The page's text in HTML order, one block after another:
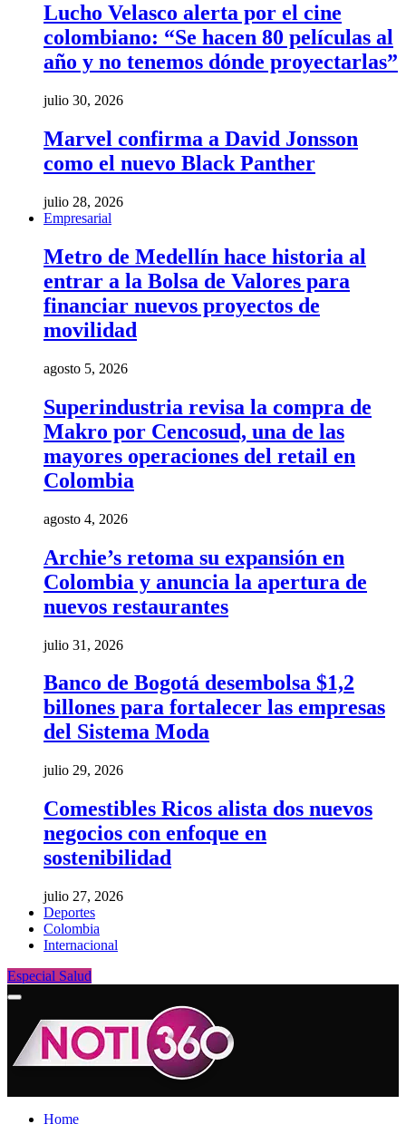
Lucho Velasco alerta por el cine
colombiano: “Se hacen 80 películas al
año y no tenemos dónde proyectarlas”
julio 30, 2026
Marvel confirma a David Jonsson
como el nuevo Black Panther
julio 28, 2026
Empresarial
Metro de Medellín hace historia al
entrar a la Bolsa de Valores para
financiar nuevos proyectos de
movilidad
agosto 5, 2026
Superindustria revisa la compra de
Makro por Cencosud, una de las
mayores operaciones del retail en
Colombia
agosto 4, 2026
Archie’s retoma su expansión en
Colombia y anuncia la apertura de
nuevos restaurantes
julio 31, 2026
Banco de Bogotá desembolsa $1,2
billones para fortalecer las empresas
del Sistema Moda
julio 29, 2026
Comestibles Ricos alista dos nuevos
negocios con enfoque en
sostenibilidad
julio 27, 2026
Deportes
Colombia
Internacional
Especial Salud
Home